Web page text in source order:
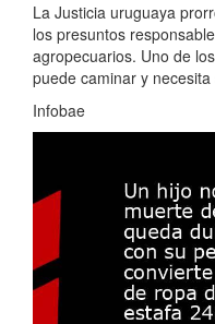
La Justicia uruguaya
los presuntos
agropecuarios. Uno de
puede caminar y
Infobae